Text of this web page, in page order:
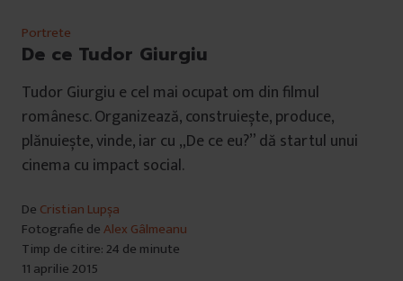
Portrete
De ce Tudor Giurgiu
Tudor Giurgiu e cel mai ocupat om din filmul
românesc. Organizează, construiește, produce,
plănuiește, vinde, iar cu „De ce eu?” dă startul unui
cinema cu impact social.
De Cristian Lupșa
Fotografie deAlex Gâlmeanu
Timp de citire: 24 de minute
11 aprilie 2015